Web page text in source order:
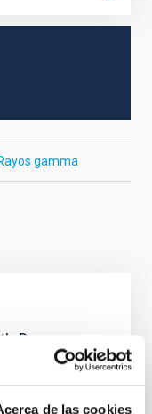
de las cookies
gamma
Dense
Cloud and